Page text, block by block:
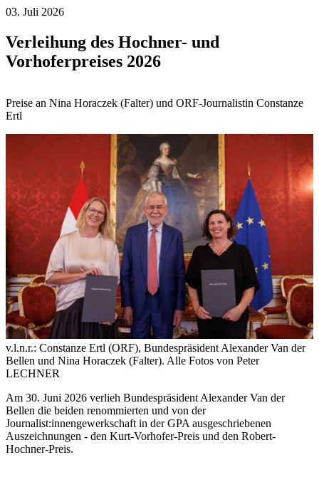
03. Juli 2026
Verleihung des Hochner- und
Vorhoferpreises 2026
Preise an Nina Horaczek (Falter) und ORF-Journalistin Constanze
Ertl
v.l.n.r.: Constanze Ertl (ORF), Bundespräsident Alexander Van der
Bellen und Nina Horaczek (Falter). Alle Fotos von Peter
LECHNER
Am 30. Juni 2026 verlieh Bundespräsident Alexander Van der
Bellen die beiden renommierten und von der
Journalist:innengewerkschaft in der GPA ausgeschriebenen
Auszeichnungen - den Kurt-Vorhofer-Preis und den Robert-
Hochner-Preis.